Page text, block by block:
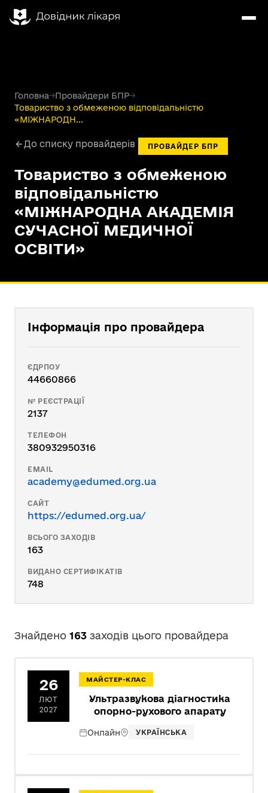
Головна→Провайдери БПР→
Товариство з обмеженою відповідальністю
«МІЖНАРОДН...
До списку провайдерів ПРОВАЙДЕР БПР
Товариство з обмеженою
відповідальністю
«МІЖНАРОДНА АКАДЕМІЯ
СУЧАСНОЇ МЕДИЧНОЇ
ОСВІТИ»
Інформація про провайдера
ЄДРПОУ
44660866
№ РЕЄСТРАЦІЇ
2137
ТЕЛЕФОН
380932950316
EMAIL
academy@edumed.org.ua
САЙТ
https://edumed.org.ua/
ВСЬОГО ЗАХОДІВ
163
ВИДАНО СЕРТИФІКАТІВ
748
Знайдено 163 заходів цього провайдера
26
ЛЮТ
2027
МАЙСТЕР-КЛАС
Ультразвукова діагностика
опорно-рухового апарату
Онлайн УКРАЇНСЬКА